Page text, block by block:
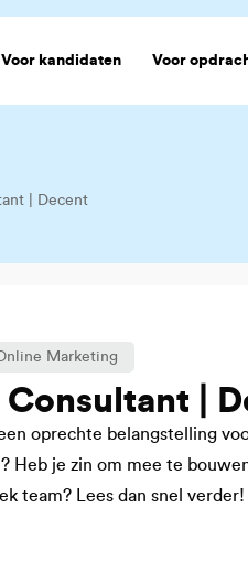
Voor kandidaten Voor
| Decent
Marketing
|
oprechte belangstelling
Heb je zin om mee te
team? Lees dan snel verder!